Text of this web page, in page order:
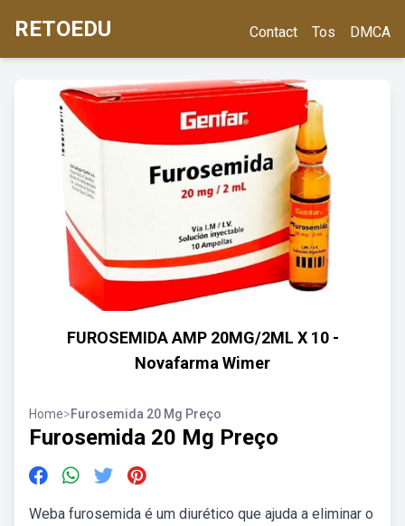
RETOEDU Contact Tos DMCA
FUROSEMIDA AMP 20MG/2ML X 10 -
Novafarma Wimer
Home>Furosemida 20 Mg Preço
Furosemida 20 Mg Preço
Weba furosemida é um diurético que ajuda a eliminar o